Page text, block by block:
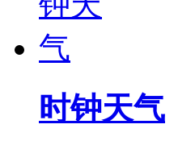
时钟天气